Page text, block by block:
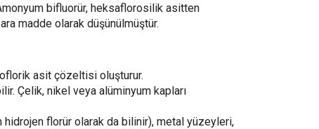
bifluorür, heksaflorosilik asitten
madde olarak düşünülmüştür.
asit çözeltisi oluşturur.
Çelik, nikel veya alüminyum kapları
hidrojen florür olarak da bilinir), metal yüzeyleri,